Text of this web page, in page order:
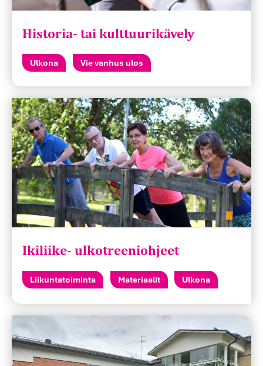
Historia- tai kulttuurikävely
Ulkona Vie vanhus ulos
Ikiliike- ulkotreeniohjeet
Liikuntatoiminta Materiaalit Ulkona